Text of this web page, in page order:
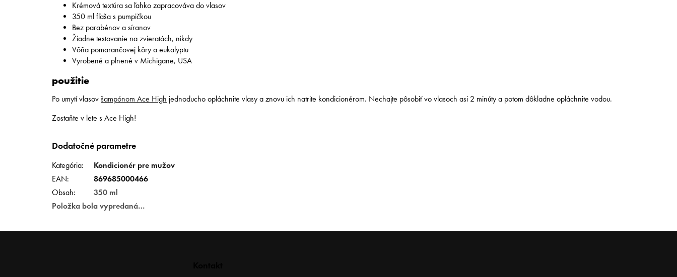
Krémová textúra sa ľahko zapracováva do vlasov
350 ml fľaša s pumpičkou
Bez parabénov a síranov
Žiadne testovanie na zvieratách, nikdy
Vôňa pomarančovej kôry a eukalyptu
Vyrobené a plnené v Michigane, USA
použitie
Po umytí vlasov šampónom Ace High jednoducho opláchnite vlasy a znovu ich natrite kondicionérom. Nechajte pôsobiť vo vlasoch asi 2 minúty a potom dôkladne opláchnite vodou.
Zostaňte v lete s Ace High!
Dodatočné parametre
Kategória:
Kondicionér pre mužov
EAN:
869685000466
Obsah:
350 ml
Položka bola vypredaná…